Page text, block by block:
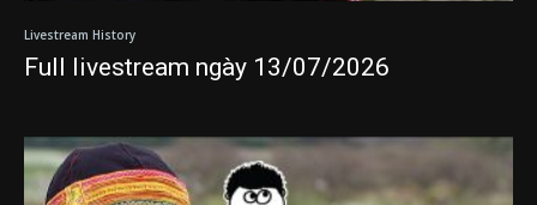
Livestream History
Full livestream ngày 13/07/2026